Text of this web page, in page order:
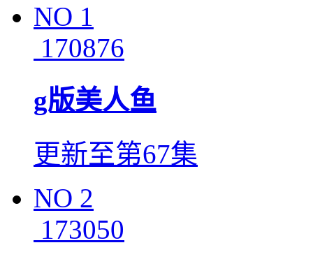
NO 1
170876
g版美人鱼
更新至第67集
NO 2
173050